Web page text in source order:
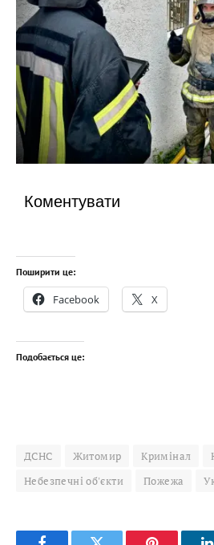
Коментувати
Поширити це:
Facebook X
Подобається це:
ДСНС Житомир Кримінал
Небезпечні об'єкти
Пожежа